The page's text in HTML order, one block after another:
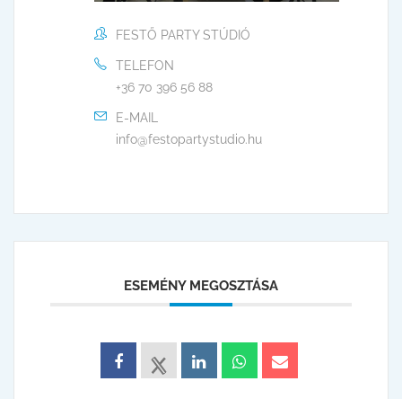
FESTŐ PARTY STÚDIÓ
TELEFON
+36 70 396 56 88
E-MAIL
info@festopartystudio.hu
ESEMÉNY MEGOSZTÁSA